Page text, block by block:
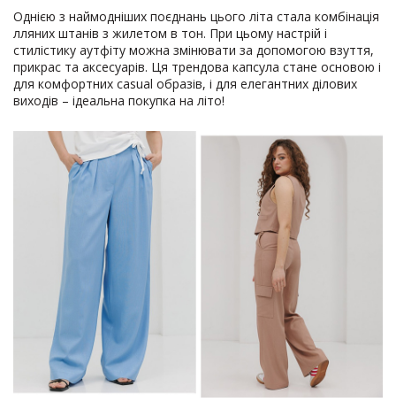
Однією з наймодніших поєднань цього літа стала комбінація
лляних штанів з жилетом в тон. При цьому настрій і
стилістику аутфіту можна змінювати за допомогою взуття,
прикрас та аксесуарів. Ця трендова капсула стане основою і
для комфортних casual образів, і для елегантних ділових
виходів – ідеальна покупка на літо!